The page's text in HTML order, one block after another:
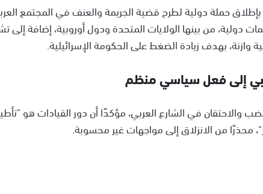
حملة دولية لطرح قضية الجريمة والعنف في المجتمع
دولية، من بينها الولايات المتحدة ودول أوروبية، إضافة
بهدف زيادة الضغط على الحكومة الإسرائيلية.
إلى فعل سياسي منظم
والاحتقان في الشارع العربي، مؤكدًا أن دور القيادات هو
من الانزلاق إلى مواجهات غير محسوبة.